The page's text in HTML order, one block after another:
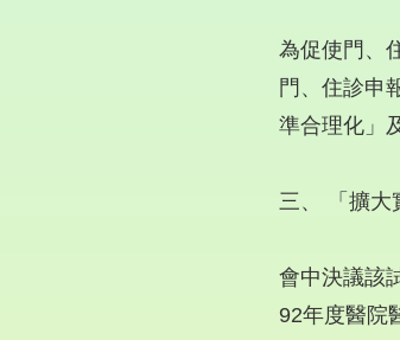
為促使門、
門、住診申
準合理化」
三、 「擴大
會中決議該
92年度醫院